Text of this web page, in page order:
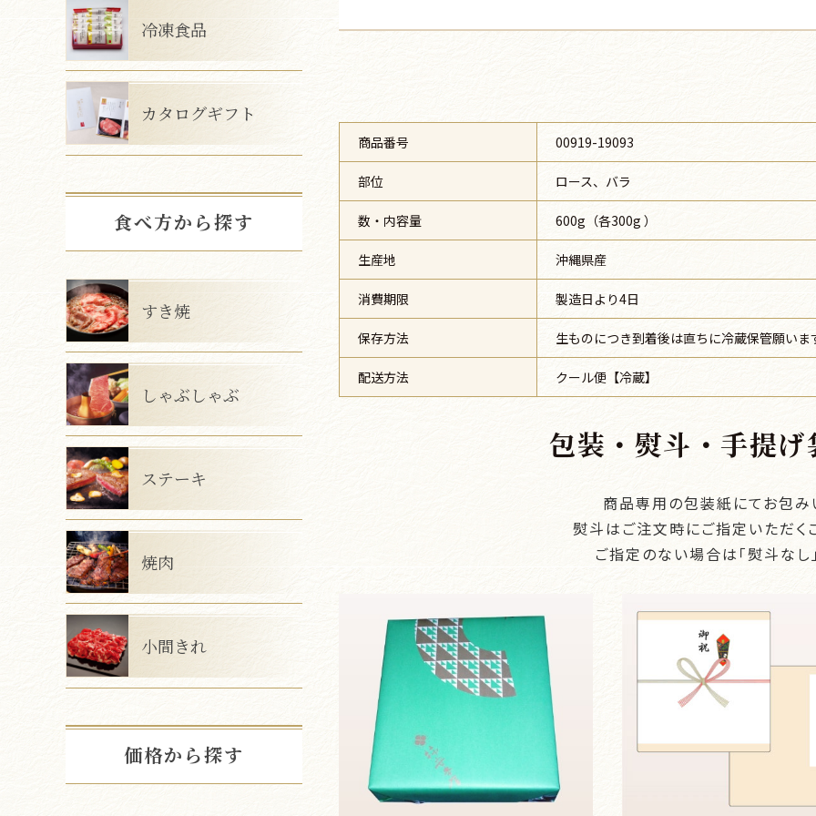
商品番号 00919-19093
部位 ロース、バラ
数・内容量 600g（各300g ）
生産地 沖縄県産
消費期限 製造日より4日
保存方法 生ものにつき到着後は直ちに冷蔵保管願いま
配送方法 クール便【冷蔵】
包装・熨斗・手提
商品専用の包装紙にてお包み
熨斗はご注文時にご指定いただく
ご指定のない場合は「熨斗なし
冷凍食品
カタログギフト
食べ方から探す
すき焼
しゃぶしゃぶ
ステーキ
焼肉
小間きれ
価格から探す